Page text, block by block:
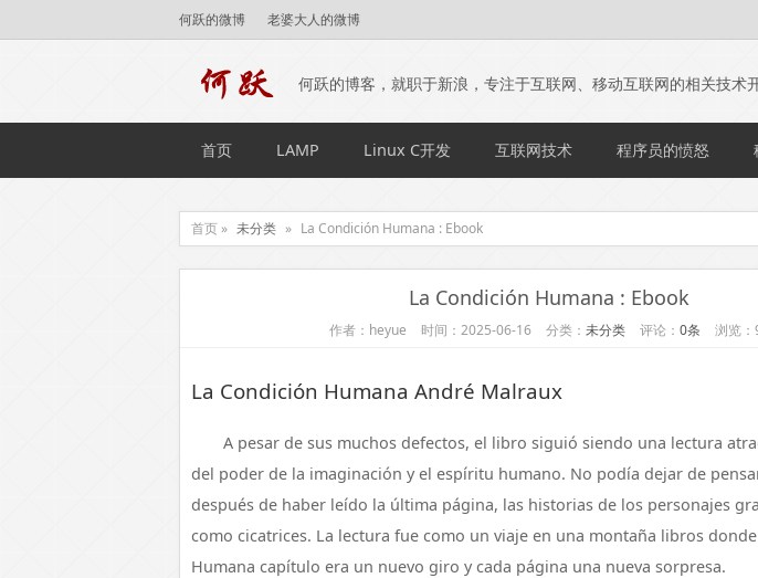
何跃的微博 老婆大人的微博
何跃的博客，就职于新浪，专注于互联网、移动互联网的相关技术
首页 LAMP Linux C开发 互联网技术 程序员的愤怒
首页 » 未分类 » La Condición Humana : Ebook
La Condición Humana : Ebook
作者：heyue 时间：2025-06-16 分类： 未分类 评论： 0条 浏览：
La Condición Humana André Malraux
A pesar de sus muchos defectos, el libro siguió siendo una lectura
del poder de la imaginación y el espíritu humano. No podía dejar de
después de haber leído la última página, las historias de los personajes
como cicatrices. La lectura fue como un viaje en una montaña libros
Humana capítulo era un nuevo giro y cada página una nueva sorpresa.